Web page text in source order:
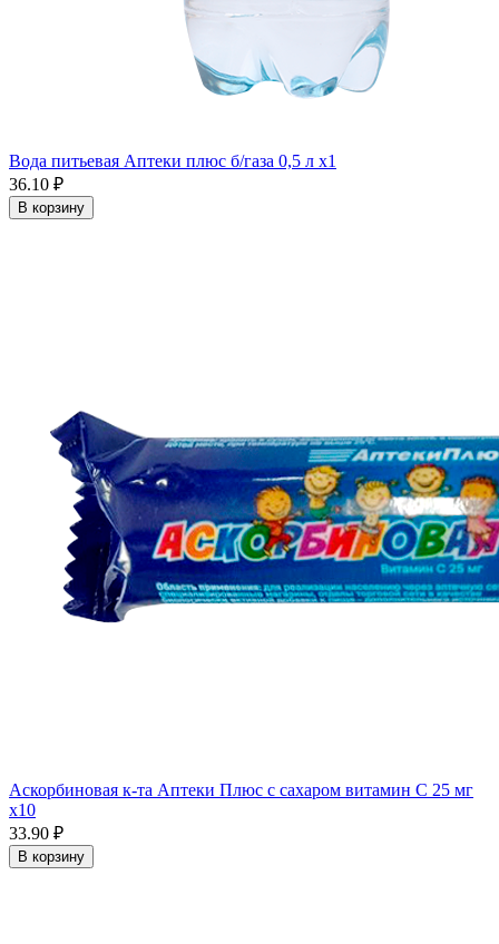
Вода питьевая Аптеки плюс б/газа 0,5 л x1
36.10 ₽
В корзину
Аскорбиновая к-та Аптеки Плюс с сахаром витамин С 25 мг
x10
33.90 ₽
В корзину